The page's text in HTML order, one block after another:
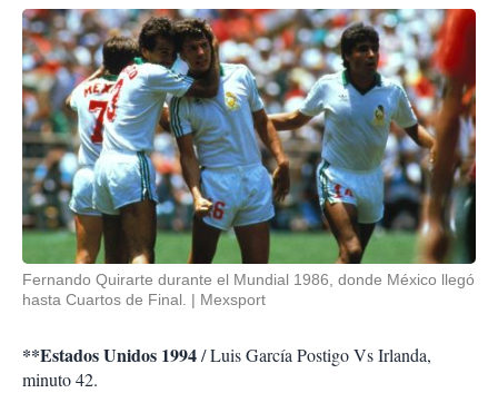
Fernando Quirarte durante el Mundial 1986, donde México llegó
hasta Cuartos de Final.
Mexsport
**Estados Unidos 1994/ Luis García Postigo Vs Irlanda,
minuto 42.